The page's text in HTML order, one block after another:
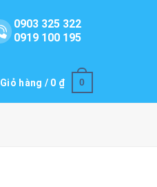
0903 325 322
0919 100 195
Giỏ hàng / 0 ₫ 0